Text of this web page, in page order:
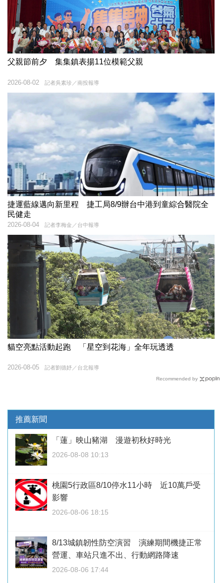
父親節前夕 集集鎮表揚11位模範父親
記者吳素珍／南投報導
2026-08-02
捷運藍線邁向新里程 捷工局8/9辦台中港到童綜合醫院全
民健走
記者李梅金／台中報導
2026-08-04
貓空亮點活動起跑 「星空到花海」全年玩透透
記者劉德妤／台北報導
2026-08-05
Recommended by
推薦新聞
「蓮」映山豬湖 漫遊初秋好時光
2026-08-08 10:13
桃園5行政區8/10停水11小時 近10萬戶受
影響
2026-08-06 18:15
8/13城鎮韌性防空演習 演練期間機捷正常
營運、車站只進不出、行動網路降速
2026-08-06 17:44